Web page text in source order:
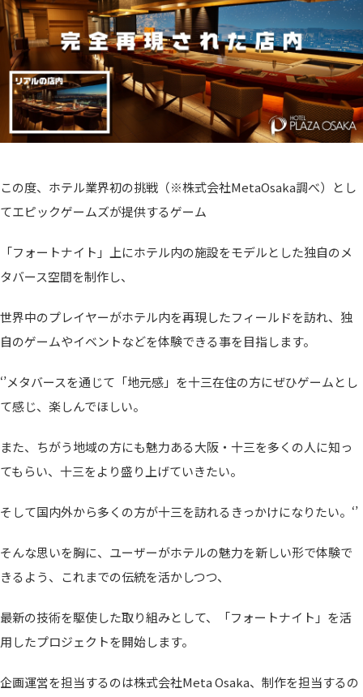
この度、ホテル業界初の挑戦（※株式会社MetaOsaka調べ）とし
てエピックゲームズが提供するゲーム
「フォートナイト」上にホテル内の施設をモデルとした独自のメ
タバース空間を制作し、
世界中のプレイヤーがホテル内を再現したフィールドを訪れ、独
自のゲームやイベントなどを体験できる事を目指します。
‘’メタバースを通じて「地元感」を十三在住の方にぜひゲームとし
て感じ、楽しんでほしい。
また、ちがう地域の方にも魅力ある大阪・十三を多くの人に知っ
てもらい、十三をより盛り上げていきたい。
そして国内外から多くの方が十三を訪れるきっかけになりたい。‘’
そんな思いを胸に、ユーザーがホテルの魅力を新しい形で体験で
きるよう、これまでの伝統を活かしつつ、
最新の技術を駆使した取り組みとして、「フォートナイト」を活
用したプロジェクトを開始します。
企画運営を担当するのは株式会社Meta Osaka、制作を担当するの